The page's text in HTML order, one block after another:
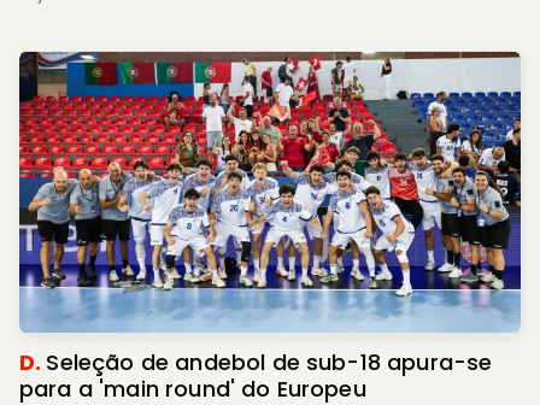
D. Seleção de andebol de sub-18 apura-se
para a 'main round' do Europeu